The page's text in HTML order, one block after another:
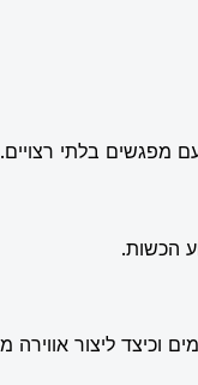
מפגשים בלתי רצויים.
הכשות.